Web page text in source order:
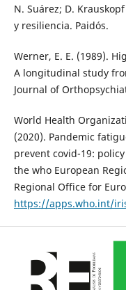
N. Suárez; D.
y resiliencia. Paidós.
Werner, E. E. (1989).
A longitudinal study
Journal of
World Health
(2020). Pandemic
prevent covid-19:
the who European
Regional Office for
https://apps.who.int/